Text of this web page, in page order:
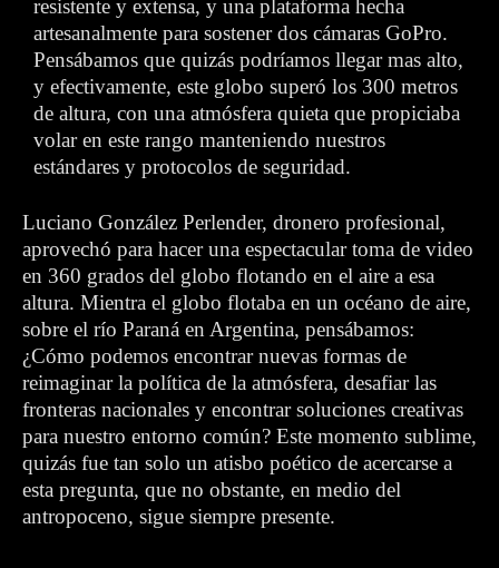
resistente y extensa, y una plataforma hecha
artesanalmente para sostener dos cámaras GoPro.
Pensábamos que quizás podríamos llegar mas alto,
y efectivamente, este globo superó los 300 metros
de altura, con una atmósfera quieta que propiciaba
volar en este rango manteniendo nuestros
estándares y protocolos de seguridad.
Luciano González Perlender, dronero profesional,
aprovechó para hacer una espectacular toma de video
en 360 grados del globo flotando en el aire a esa
altura. Mientra el globo flotaba en un océano de aire,
sobre el río Paraná en Argentina, pensábamos:
¿Cómo podemos encontrar nuevas formas de
reimaginar la política de la atmósfera, desafiar las
fronteras nacionales y encontrar soluciones creativas
para nuestro entorno común? Este momento sublime,
quizás fue tan solo un atisbo poético de acercarse a
esta pregunta, que no obstante, en medio del
antropoceno, sigue siempre presente.